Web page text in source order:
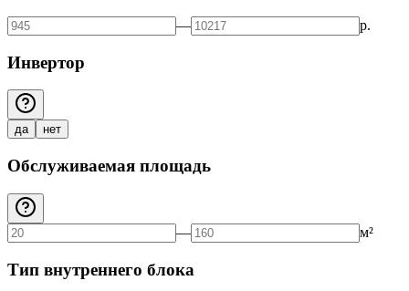
— р.
Инвертор
да нет
Обслуживаемая площадь
— м²
Тип внутреннего блока